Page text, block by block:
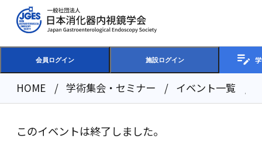
会員ログイン 施設ログイン
HOME 学術集会・セミナー イベント一覧
このイベントは終了しました。